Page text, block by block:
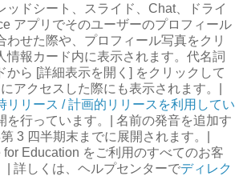
ッドシート、スライド、Chat、ドライ
アプリでそのユーザーのプロフィール
わせた際や、プロフィール写真をクリ
情報カード内に表示されます。代名詞
から [詳細表示を開く] をクリックして
にアクセスした際にも表示されます。|
リリース / 計画的リリースを利用してい
を行っています。| 名前の発音を追加す
3 四半期末までに展開されます。|
Education をご利用のすべてのお客
| 詳しくは、ヘルプセンターでディレク